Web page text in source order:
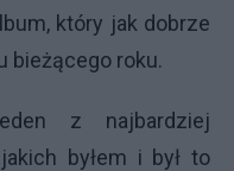
który jak dobrze
bieżącego roku.
z najbardziej
byłem i był to